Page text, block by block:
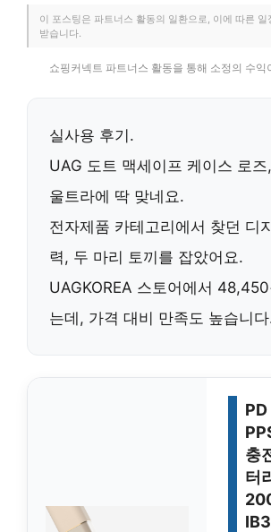
이 포스팅은 파트너스 활동의 일환으로, 이에 따른
받습니다.
쇼핑커넥트 파트너스 활동을 통해 소정의 수익
실사용 후기.
UAG 도트 맥세이프 케이스 로즈
울트라에 딱 맞네요.
전자제품 카테고리에서 찾던 디
력, 두 마리 토끼를 잡았어요.
UAGKOREA 스토어에서 48,450
는데, 가격 대비 만족도 높습니
충
터